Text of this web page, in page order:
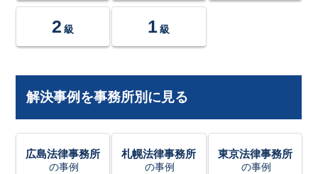
2 級 1 級
解決事例を事務所別に見る
広島法律事務所
の事例
札幌法律事務所
の事例
東京法律事務所
の事例